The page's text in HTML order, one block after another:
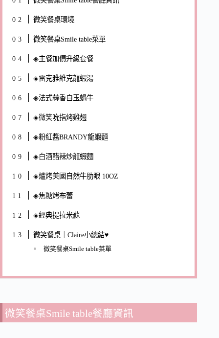
微笑餐桌環境
微笑餐桌Smile table菜單
◈主餐加價升級套餐
◈雷克雅維克龍蝦湯
◈法式蒜香白玉蝸牛
◈微笑吮指烤雞翅
◈粉紅醬BRANDY龍蝦麵
◈白酒醋辣炒龍蝦麵
◈爐烤美國自然牛肋眼 10OZ
◈焦糖烤布蕾
◈經典提拉米蘇
微笑餐桌｜Claire小總結♥
微笑餐桌Smile table菜單
微笑餐桌Smile table餐廳資訊